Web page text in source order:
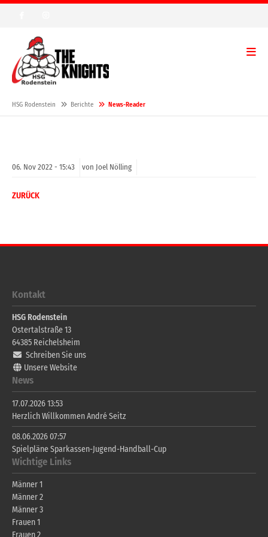
HSG Rodenstein Berichte News-Reader
06. Nov 2022 - 15:43 von Joel Nölling
ZURÜCK
Kontakt
HSG Rodenstein
Ostertalstraße 13
64385 Reichelsheim
Schreiben Sie uns
Unsere Website
News
17.07.2026 13:53
Herzlich Willkommen André Seitz
08.06.2026 07:57
Spielpläne Sparkassen-Jugend-Handball-Cup
Wichtige Links
Männer 1
Männer 2
Männer 3
Frauen 1